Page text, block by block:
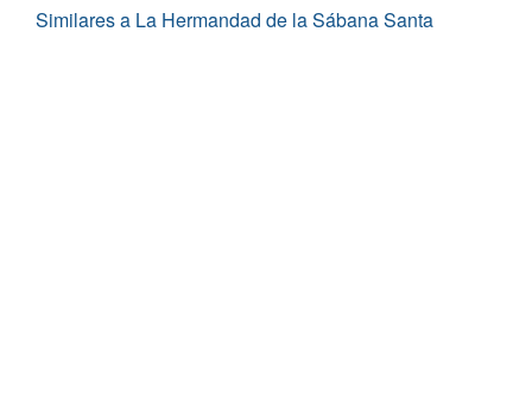
Similares a La Hermandad de la Sábana Santa